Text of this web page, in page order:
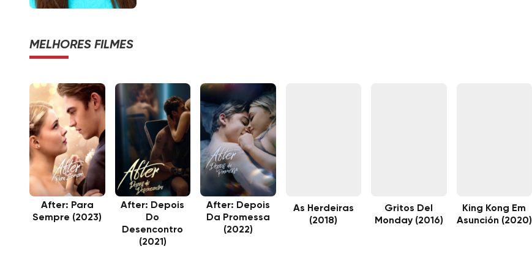
MELHORES FILMES
After: Para
Sempre (2023)
After: Depois
Do
Desencontro
(2021)
After: Depois
Da Promessa
(2022)
As Herdeiras
(2018)
Gritos Del
Monday (2016)
King Kong Em
Asunción (2020)